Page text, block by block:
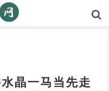
晶一马当先走